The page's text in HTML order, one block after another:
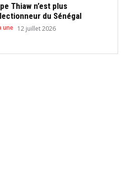
Thiaw n’est plus
du Sénégal
une 12 juillet 2026